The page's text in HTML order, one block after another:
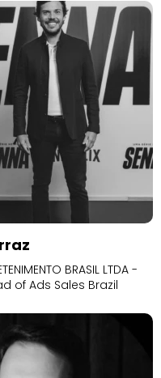
BRASIL LTDA -
of Ads Sales Brazil